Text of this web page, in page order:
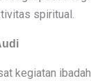
spiritual.
kegiatan